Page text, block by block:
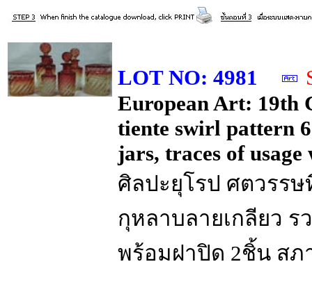
LOT NO: 4981
European Art: 19th
tiente swirl pattern
jars, traces of
ศิลปะยุโรป ศตวรรษ
กุหลาบลายเกลียว
พร้อมฝาปิด 2ชิ้น สภ